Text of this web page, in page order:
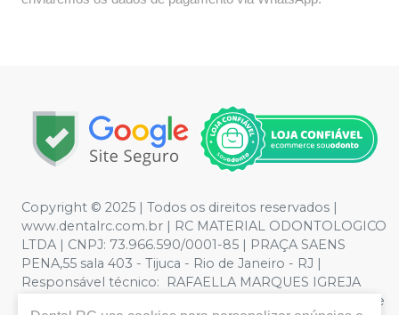
Copyright © 2025 | Todos os direitos reservados |
www.dentalrc.com.br | RC MATERIAL ODONTOLOGICO
LTDA | CNPJ: 73.966.590/0001-85 | PRAÇA SAENS
PENA,55 sala 403 - Tijuca - Rio de Janeiro - RJ |
Responsável técnico: RAFAELLA MARQUES IGREJA
DOS SANTOS CRO/RJ nº 55115 | Política de Privacidade e